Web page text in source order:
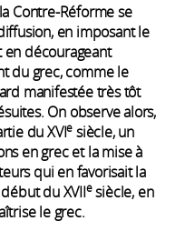
Contre-Réforme se
en imposant le
en décourageant
du grec, comme le
manifestée très tôt
On observe alors,
du XVIe siècle, un
en grec et la mise à
qui en favorisait la
du XVIIesiècle, en
le grec.